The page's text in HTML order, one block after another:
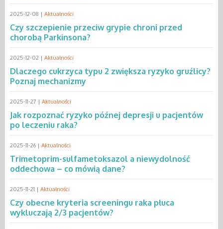
2025-12-08 | Aktualności
Czy szczepienie przeciw grypie chroni przed
chorobą Parkinsona?
2025-12-02 | Aktualności
Dlaczego cukrzyca typu 2 zwiększa ryzyko gruźlicy?
Poznaj mechanizmy
2025-11-27 | Aktualności
Jak rozpoznać ryzyko późnej depresji u pacjentów
po leczeniu raka?
2025-11-26 | Aktualności
Trimetoprim-sulfametoksazol a niewydolność
oddechowa – co mówią dane?
2025-11-21 | Aktualności
Czy obecne kryteria screeningu raka płuca
wykluczają 2/3 pacjentów?